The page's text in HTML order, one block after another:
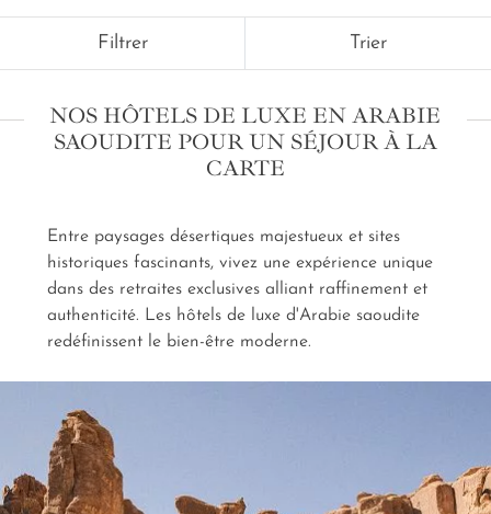
matières et de couleurs. Pas de regards obséquieux
derrière le comptoir de la réception, mais de larges
sourires et de chaleureux «As-salâm !». L'amour du
fait naître ce pays des sables. Une approche joyeuse
du raffinement que nos artisans du voyage vous
encouragent à découvrir. Les petites mains invisibles
mélopée 5* d'unséjour en hôtel de luxe en Arabie
saoudite sur mesurevous emporter.
Filtrer Trier
NOS HÔTELS DE LUXE EN ARABIE
SAOUDITE POUR UN SÉJOUR À LA
CARTE
Entre paysages désertiques majestueux et sites
historiques fascinants, vivez une expérience unique
dans des retraites exclusives alliant raffinement et
authenticité. Les hôtels de luxe d'Arabie saoudite
redéfinissent le bien-être moderne.